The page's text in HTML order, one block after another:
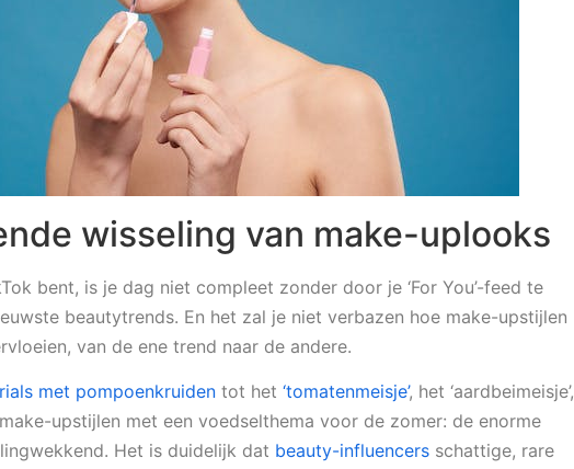
wisseling van make-uplooks
bent, is je dag niet compleet zonder door je ‘For You’-feed te
beautytrends. En het zal je niet verbazen hoe make-upstijlen
van de ene trend naar de andere.
met pompoenkruiden tot het ‘tomatenmeisje’, het ‘aardbeimeisje’,
upstijlen met een voedselthema voor de zomer: de enorme
Het is duidelijk dat beauty-influencers schattige, rare